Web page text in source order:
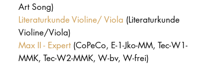
Art Song)
Literaturkunde Violine/ Viola (Literaturkunde
Violine/Viola)
Max II - Expert (CoPeCo, E-1-Jko-MM, Tec-W1-
MMK, Tec-W2-MMK, W-bv, W-frei)